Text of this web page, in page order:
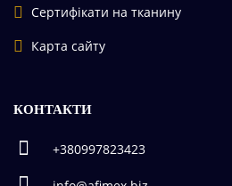
Сертифікати на тканину
Карта сайту
КОНТАКТИ
+380997823423